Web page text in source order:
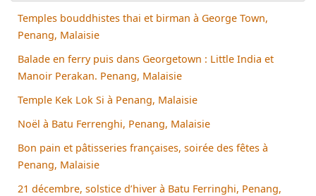
Temples bouddhistes thai et birman à George Town,
Penang, Malaisie
Balade en ferry puis dans Georgetown : Little India et
Manoir Perakan. Penang, Malaisie
Temple Kek Lok Si à Penang, Malaisie
Noël à Batu Ferrenghi, Penang, Malaisie
Bon pain et pâtisseries françaises, soirée des fêtes à
Penang, Malaisie
21 décembre, solstice d’hiver à Batu Ferringhi, Penang,